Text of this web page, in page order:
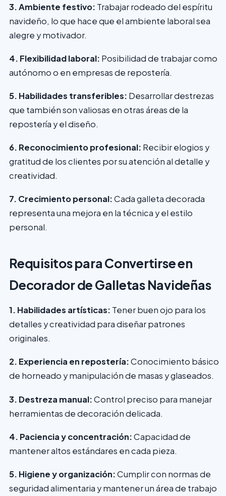
3. Ambiente festivo: Trabajar rodeado del espíritu
navideño, lo que hace que el ambiente laboral sea
alegre y motivador.
4. Flexibilidad laboral: Posibilidad de trabajar como
autónomo o en empresas de repostería.
5. Habilidades transferibles: Desarrollar destrezas
que también son valiosas en otras áreas de la
repostería y el diseño.
6. Reconocimiento profesional: Recibir elogios y
gratitud de los clientes por su atención al detalle y
creatividad.
7. Crecimiento personal:Cada galleta decorada
representa una mejora en la técnica y el estilo
personal.
Requisitos para Convertirse en
Decorador de Galletas Navideñas
1. Habilidades artísticas: Tener buen ojo para los
detalles y creatividad para diseñar patrones
originales.
2. Experiencia en repostería:Conocimiento básico
de horneado y manipulación de masas y glaseados.
3. Destreza manual:Control preciso para manejar
herramientas de decoración delicada.
4. Paciencia y concentración:Capacidad de
mantener altos estándares en cada pieza.
5. Higiene y organización:Cumplir con normas de
seguridad alimentaria y mantener un área de trabajo